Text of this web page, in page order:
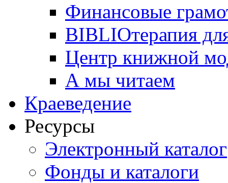
Финансовые
BIBLIOтерапия
Центр книжной
А мы читаем
Краеведение
Ресурсы
Электронный каталог
Фонды и каталоги